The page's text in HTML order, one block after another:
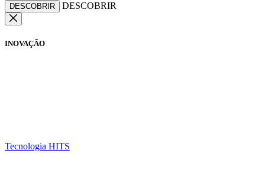
DESCOBRIR DESCOBRIR
INOVAÇÃO
Tecnologia HITS